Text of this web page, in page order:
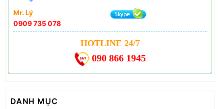
Mr. Lý
0909 735 078
HOTLINE 24/7
090 866 1945
DANH MỤC